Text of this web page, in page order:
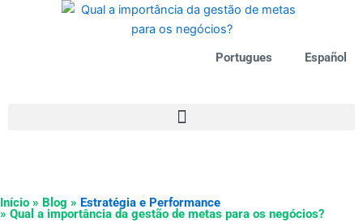
Portugues Español
Início » Blog » Estratégia e Performance
» Qual a importância da gestão de metas para os negócios?